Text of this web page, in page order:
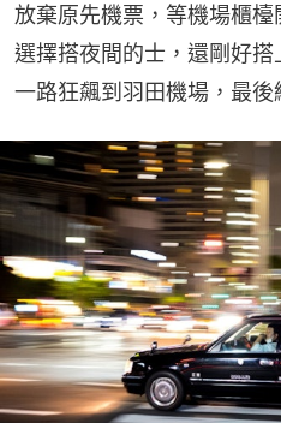
放棄原先機票，等機場櫃
選擇搭夜間的士，還剛好搭
一路狂飆到羽田機場，最後